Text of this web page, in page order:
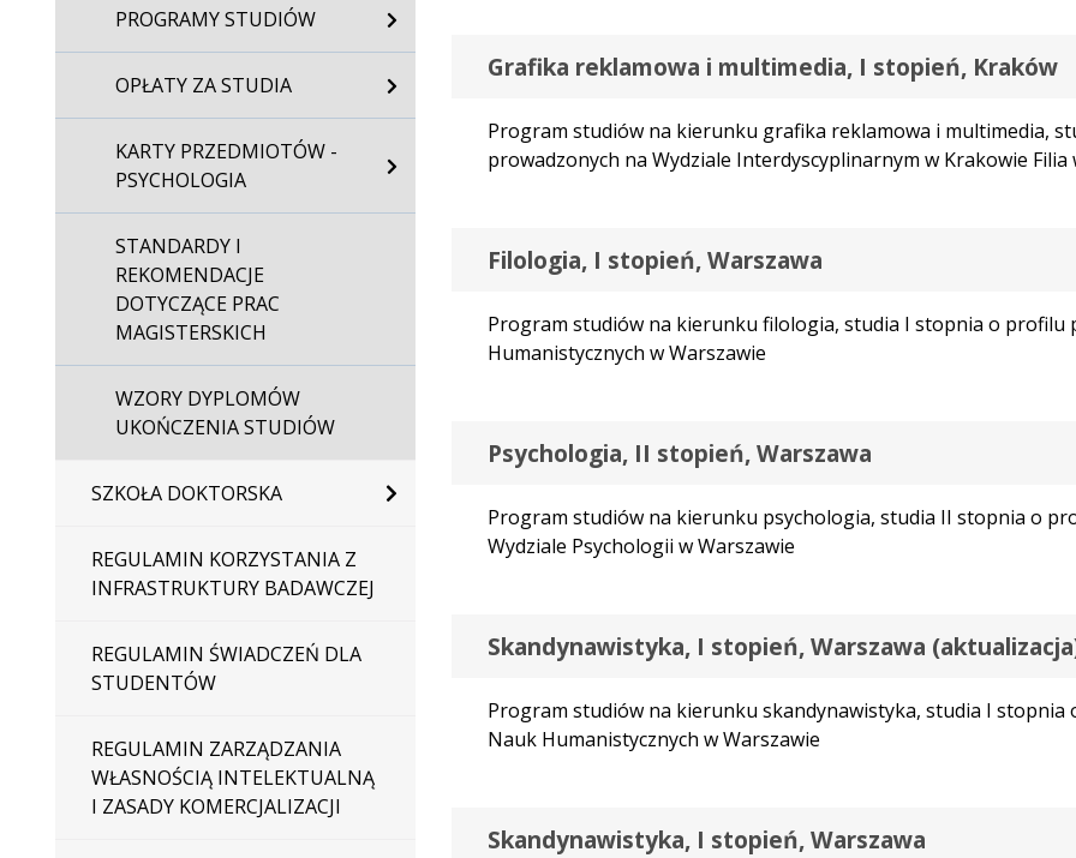
PROGRAMY STUDIÓW
OPŁATY ZA STUDIA
KARTY PRZEDMIOTÓW -
PSYCHOLOGIA
STANDARDY I
REKOMENDACJE
DOTYCZĄCE PRAC
MAGISTERSKICH
WZORY DYPLOMÓW
UKOŃCZENIA STUDIÓW
SZKOŁA DOKTORSKA
REGULAMIN KORZYSTANIA Z
INFRASTRUKTURY BADAWCZEJ
REGULAMIN ŚWIADCZEŃ DLA
STUDENTÓW
REGULAMIN ZARZĄDZANIA
WŁASNOŚCIĄ INTELEKTUALNĄ
I ZASADY KOMERCJALIZACJI
Grafika reklamowa i multimedia, I stopień, Kraków
Program studiów na kierunku grafika reklamowa i multimedia,
prowadzonych na Wydziale Interdyscyplinarnym w Krakowie Filia
Filologia, I stopień, Warszawa
Program studiów na kierunku filologia, studia I stopnia o profilu
Humanistycznych w Warszawie
Psychologia, II stopień, Warszawa
Program studiów na kierunku psychologia, studia II stopnia o
Wydziale Psychologii w Warszawie
Skandynawistyka, I stopień, Warszawa
Program studiów na kierunku skandynawistyka, studia I
Nauk Humanistycznych w Warszawie
Skandynawistyka, I stopień, Warszawa